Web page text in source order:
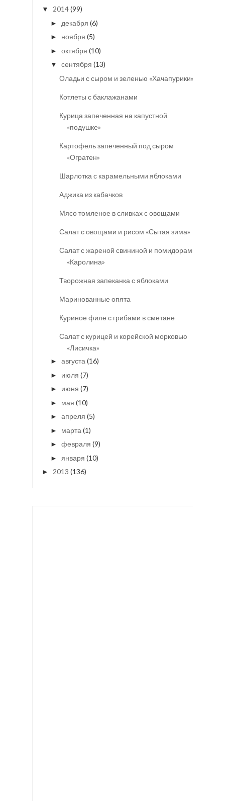
▼ 2014(99)
► декабря (6)
► ноября (5)
► октября (10)
▼ сентября (13)
Оладьи с сыром и зеленью «Хачапурики»
Котлеты с баклажанами
Курица запеченная на капустной
«подушке»
Картофель запеченный под сыром
«Огратен»
Шарлотка с карамельными яблоками
Аджика из кабачков
Мясо томленое в сливках с овощами
Салат с овощами и рисом «Сытая зима»
Салат с жареной свининой и помидорами
«Каролина»
Творожная запеканка с яблоками
Маринованные опята
Куриное филе с грибами в сметане
Салат с курицей и корейской морковью
«Лисичка»
► августа (16)
► июля (7)
► июня (7)
► мая (10)
► апреля (5)
► марта (1)
► февраля (9)
► января (10)
► 2013 (136)